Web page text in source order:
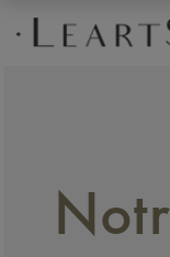
Avant de continuer,